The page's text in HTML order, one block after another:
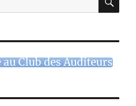
Club des Auditeurs